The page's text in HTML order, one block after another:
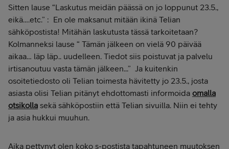
Sitten lause “Laskutus meidän päässä on jo loppunut 23.5.,
eikä….etc.” : En ole maksanut mitään ikinä Telian
sähköpostista! Mitähän laskutusta tässä tarkoitetaan?
Kolmanneksi lause “ Tämän jälkeen on vielä 90 päivää
aikaa… läp läp.. uudelleen. Tiedot siis poistuvat ja palvelu
irtisanoutuu vasta tämän jälkeen...” Ja kuitenkin
osoitetiedosto oli Telian toimesta hävitetty jo 23.5., josta
asiasta olisi Telian pitänyt ehdottomasti informoida omalla
otsikolla sekä sähköpostiin että Telian sivuilla. Niin ei tehty
ja asia hukkui muuhun.
Aika pettynyt olen koko s-postista tapahtuneen muutoksen